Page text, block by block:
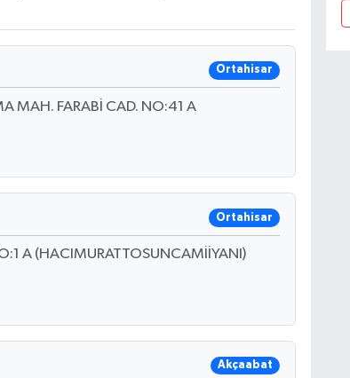
Ortahisar
MAH. FARABİ CAD. NO:41 A
Ortahisar
A (HACIMURATTOSUNCAMİİYANI)
Akçaabat